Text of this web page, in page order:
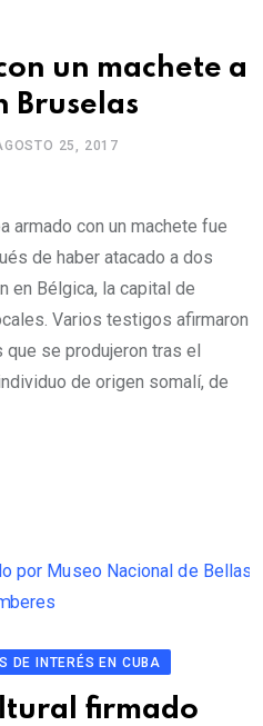
un machete a
Bruselas
25, 2017
armado con un machete fue
de haber atacado a dos
en Bélgica, la capital de
Varios testigos afirmaron
se produjeron tras el
de origen somalí, de
DE INTERÉS EN CUBA
firmado